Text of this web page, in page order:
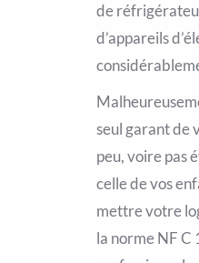
de
d’appareils
seul garant de
peu, voire pas
celle de vos
mettre votre
la norme NF C